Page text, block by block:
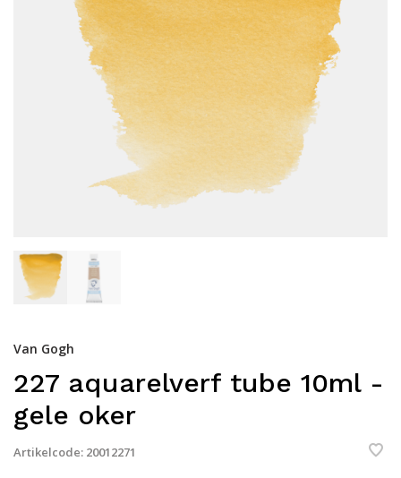
Van Gogh
227 aquarelverf tube 10ml -
gele oker
Artikelcode: 20012271